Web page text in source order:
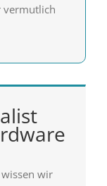
vermutlich
wir